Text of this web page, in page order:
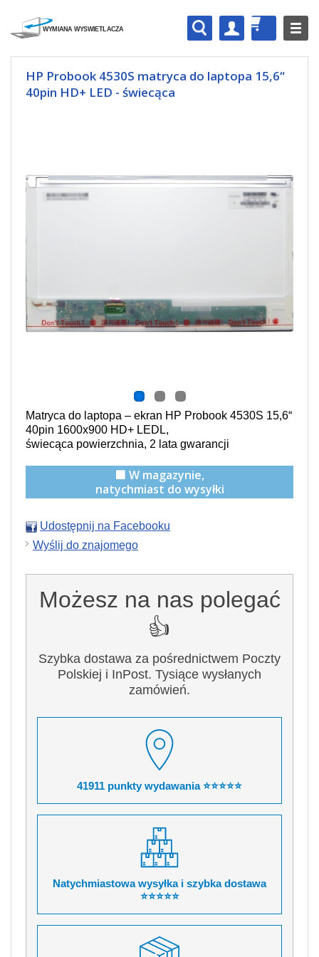
HP Probook 4530S matryca do laptopa 15,6“
40pin HD+ LED - świecąca
Matryca do laptopa – ekran HP Probook 4530S 15,6“
40pin 1600x900 HD+ LEDL,
świecąca powierzchnia, 2 lata gwarancji
🟩 W magazynie,
natychmiast do wysyłki
Udostępnij na Facebooku
Wyślij do znajomego
Możesz na nas polegać
👍
Szybka dostawa za pośrednictwem Poczty
Polskiej i InPost. Tysiące wysłanych
zamówień.
41911 punkty wydawania ⭐⭐⭐⭐⭐
Natychmiastowa wysyłka i szybka dostawa
⭐⭐⭐⭐⭐